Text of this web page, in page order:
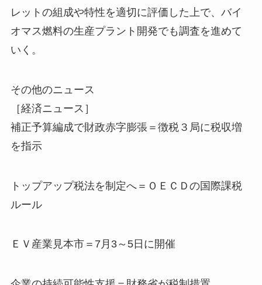
レットの組成や特性を適切に評価した上で、バイ
オマス燃料の生産プラント開発でも調査を進めて
いく。
その他のニュース
［経済ニュース］
補正予算編成で財政赤字膨張＝徴税３局に税収増
を指示
トップアップ税法を制定へ＝ＯＥＣＤの国際課税
ルール
ＥＶ産業見本市＝7月3～5日に開催